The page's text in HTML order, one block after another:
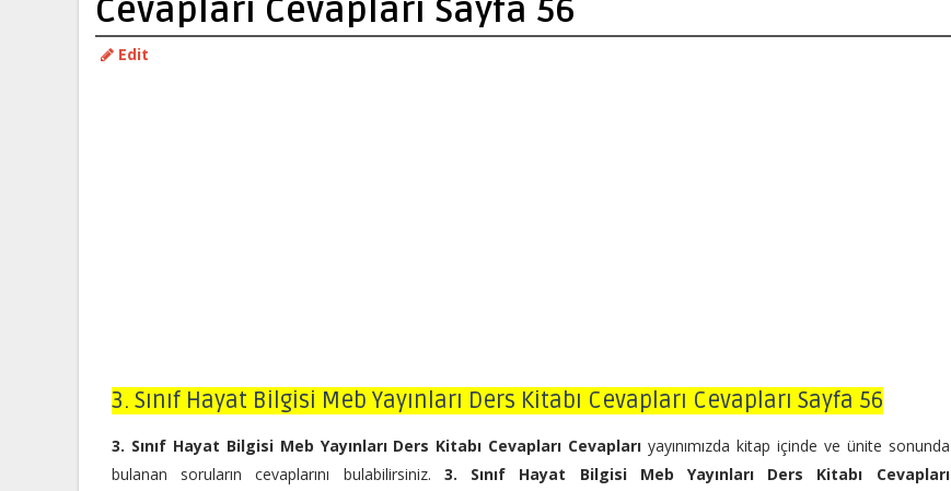
Cevapları Cevapları Sayfa 56
Edit
3. Sınıf Hayat Bilgisi Meb Yayınları Ders Kitabı Cevapları Cevapları Sayfa 56
3. Sınıf Hayat Bilgisi Meb Yayınları Ders Kitabı Cevapları Cevapları yayınımızda kitap içinde ve ünite sonunda
bulanan soruların cevaplarını bulabilirsiniz. 3. Sınıf Hayat Bilgisi Meb Yayınları Ders Kitabı Cevapları